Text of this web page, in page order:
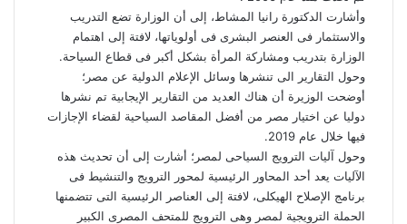
وأشارت الدكتورة رانيا المشاط، إلى أن الوزارة تضع التدريب
والاستثمار فى العنصر البشرى فى أولوياتها، لافتة إلى اهتمام
الوزارة بتدريب ومشاركة المرأة بشكل أكبر فى قطاع السياحة.
وحول التقارير الى تنشرها وسائل الإعلام الدولية عن مصر؛
أوضحت الوزيرة أن هناك العديد من التقارير الإيجابية تم نشرها
دوليا عن اختيار مصر من أفضل المقاصد السياحية لقضاء الإجازات
فيها خلال عام 2019.
وحول آليات الترويج السياحى لمصر؛ أشارت إلى أن تحديث هذه
الآليات يعد أحد المحاور الرئيسية لمحور الترويج والتنشيط فى
برنامج الإصلاح الهيكلى، لافتة إلى العناصر الرئيسية التى تتضمنها
الحملة الترويجية لمصر وهى الترويج للمتحف المصرى الكبير